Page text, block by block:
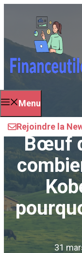
contenu
Menu
Rejoindre la
Bœuf
31